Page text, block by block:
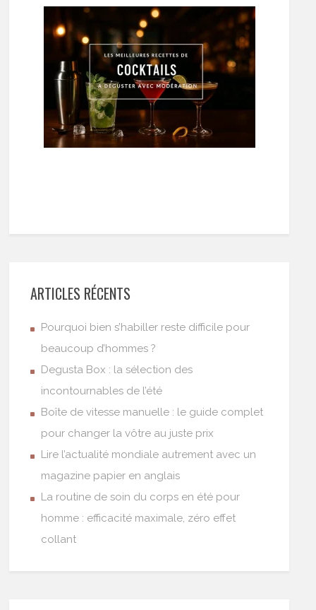
ARTICLES RÉCENTS
Pourquoi bien s’habiller reste difficile pour
beaucoup d’hommes ?
Degusta Box : la sélection des
incontournables de l’été
Boîte de vitesse manuelle : le guide complet
pour changer la vôtre au juste prix
Lire l’actualité mondiale autrement avec un
magazine papier en anglais
La routine de soin du corps en été pour
homme : efficacité maximale, zéro effet
collant